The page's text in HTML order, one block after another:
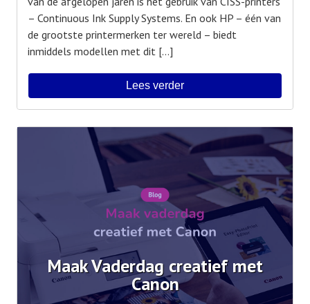
– Continuous Ink Supply Systems. En ook HP – één van
de grootste printermerken ter wereld – biedt
inmiddels modellen met dit […]
Lees verder
Maak Vaderdag creatief met
Canon